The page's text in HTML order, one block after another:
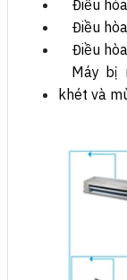
Điều
Điều
Điều
Máy bị
khét và